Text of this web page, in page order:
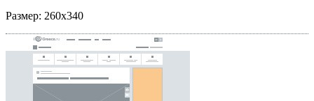
Размер: 260x340